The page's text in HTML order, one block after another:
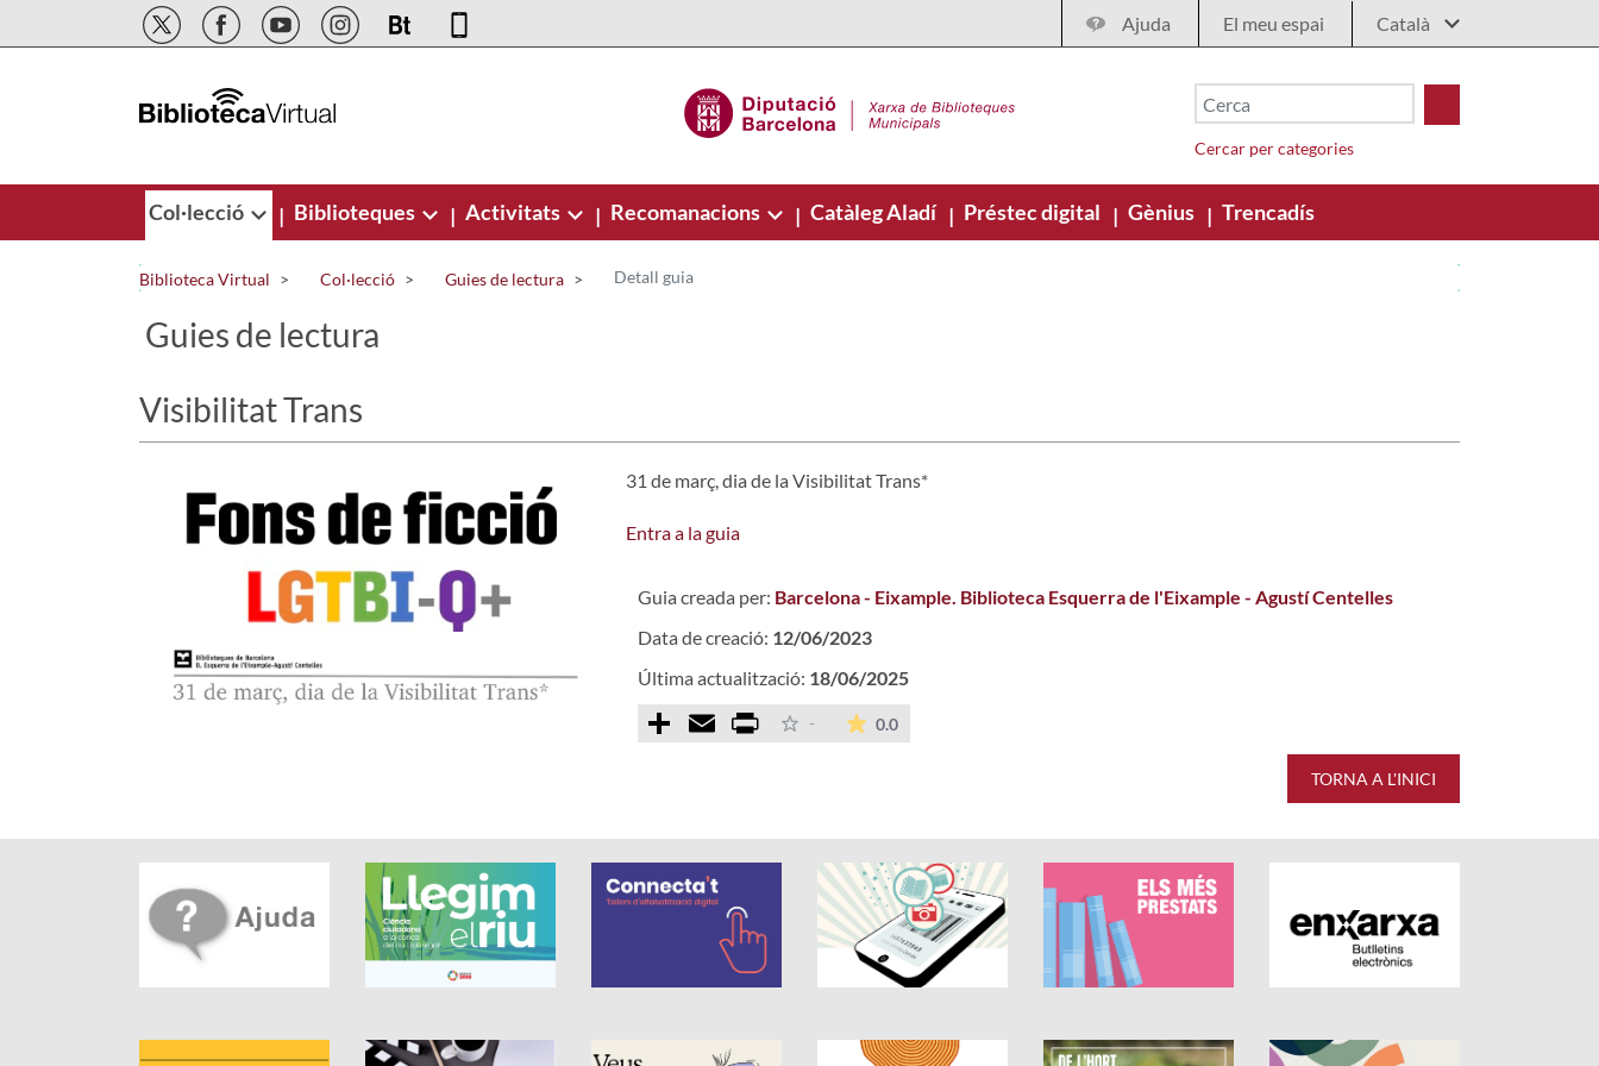
Salta al contingut principal Ajuda El meu espai
Cercar per categories
Col·lecció | Biblioteques | Activitats | Recomanacions | Catàleg Aladí | Préstec digital | Gènius | Trencadís
Biblioteca Virtual Col·lecció Guies de lectura Detall guia
Guies de lectura
Visibilitat Trans
31 de març, dia de la Visibilitat Trans*
Entra a la guia
Guia creada per: Barcelona - Eixample. Biblioteca Esquerra de l'Eixample - Agustí Centelles
Data de creació: 12/06/2023
Última actualització: 18/06/2025
Comparteix
Email Print - 0.0La mitjana de les valoracions és de 0 estrelles de 5.
TORNA A L'INICI